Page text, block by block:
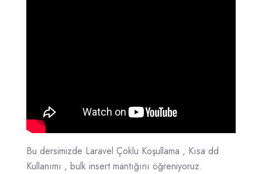
Bu dersimizde Laravel Çoklu Koşullama , Kısa dd
Kullanımı , bulk insert mantığını öğreniyoruz.